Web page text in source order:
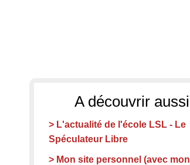
A découvrir aussi
> L'actualité de l'école LSL - Le
Spéculateur Libre
> Mon site personnel (avec mon